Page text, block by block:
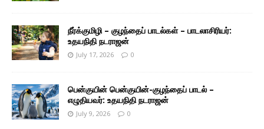
நீர்க்குமிழி – குழந்தைப் பாடல்கள் – பாடலாசிரியர்:
உதயநிதி நடராஜன்
July 17, 2026 0
பென்குயின் பென்குயின்-குழந்தைப் பாடல் –
எழுதியவர்: உதயநிதி நடராஜன்
July 9, 2026 0